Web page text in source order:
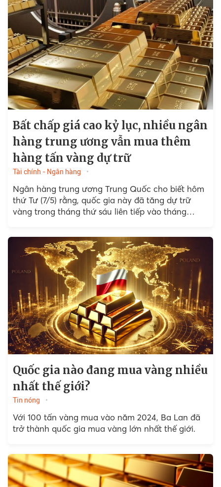
Bất chấp giá cao kỷ lục, nhiều ngân
hàng trung ương vẫn mua thêm
hàng tấn vàng dự trữ
Tài chính - Ngân hàng
Ngân hàng trung ương Trung Quốc cho biết hôm
thứ Tư (7/5) rằng, quốc gia này đã tăng dự trữ
vàng trong tháng thứ sáu liên tiếp vào tháng
Quốc gia nào đang mua vàng nhiều
nhất thế giới?
Tin nóng
Với 100 tấn vàng mua vào năm 2024, Ba Lan đã
trở thành quốc gia mua vàng lớn nhất thế giới.